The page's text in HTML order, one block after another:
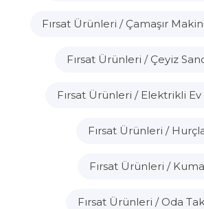
Fırsat Ürünleri / Çamaşır
Fırsat Ürünleri / Çeyiz
Fırsat Ürünleri / Elektrikli
Fırsat Ürünleri /
Fırsat Ürünleri /
Fırsat Ürünleri / Oda